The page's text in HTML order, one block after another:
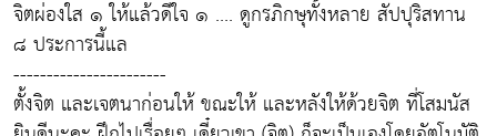
จิตผ่องใส ๑ ให้แล้วดีใจ ๑ .... ดูกรภิกษุทั้งหลาย สัปปุริสทาน
๘ ประการนี้แล
-----------------------
ตั้งจิต และเจตนาก่อนให้ ขณะให้ และหลังให้ด้วยจิต ที่โสมนัส